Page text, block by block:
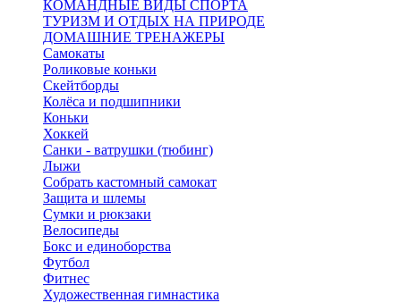
КОМАНДНЫЕ ВИДЫ СПОРТА
ТУРИЗМ И ОТДЫХ НА ПРИРОДЕ
ДОМАШНИЕ ТРЕНАЖЕРЫ
Самокаты
Роликовые коньки
Скейтборды
Колёса и подшипники
Коньки
Хоккей
Санки - ватрушки (тюбинг)
Лыжи
Собрать кастомный самокат
Защита и шлемы
Сумки и рюкзаки
Велосипеды
Бокс и единоборства
Футбол
Фитнес
Художественная гимнастика